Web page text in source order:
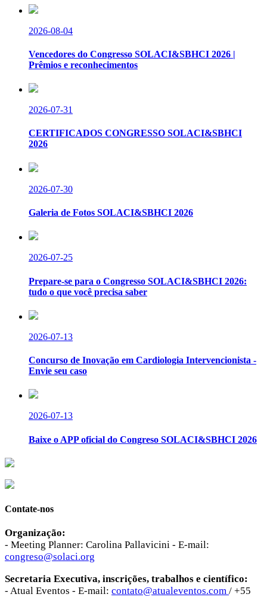
2026-08-04
Vencedores do Congresso SOLACI&SBHCI 2026 |
Prêmios e reconhecimentos
2026-07-31
CERTIFICADOS CONGRESSO SOLACI&SBHCI
2026
2026-07-30
Galeria de Fotos SOLACI&SBHCI 2026
2026-07-25
Prepare-se para o Congresso SOLACI&SBHCI 2026:
tudo o que você precisa saber
2026-07-13
Concurso de Inovação em Cardiologia Intervencionista -
Envie seu caso
2026-07-13
Baixe o APP oficial do Congreso SOLACI&SBHCI 2026
Contate-nos
Organização:
- Meeting Planner: Carolina Pallavicini - E-mail:
congreso@solaci.org
Secretaria Executiva, inscrições, trabalhos e científico:
- Atual Eventos - E-mail: contato@atualeventos.com / +55